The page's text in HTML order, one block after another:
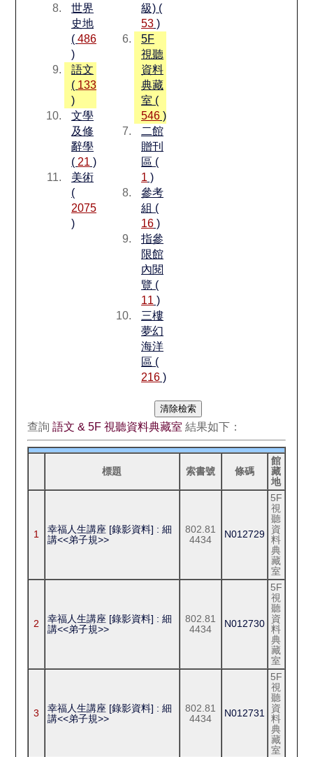
世界
史地
( 486
)
語文
( 133
)
文學
及修
辭學
( 21 )
美術
(
2075
)
級) (
53)
5F
視聽
資料
典藏
室 (
546)
二館
贈刊
區 (
1 )
參考
組 (
16)
指參
限館
內閱
覽 (
11 )
三樓
夢幻
海洋
區 (
216)
查詢 語文 & 5F 視聽資料典藏室 結果如下：
標題 索書號 條碼
館
藏
地
1
幸福人生講座 [錄影資料] : 細
講<<弟子規>>
802.81
4434
N012729
5F
視
聽
資
料
典
藏
室
2
幸福人生講座 [錄影資料] : 細
講<<弟子規>>
802.81
4434
N012730
5F
視
聽
資
料
典
藏
室
3
幸福人生講座 [錄影資料] : 細
講<<弟子規>>
802.81
4434
N012731
5F
視
聽
資
料
典
藏
室